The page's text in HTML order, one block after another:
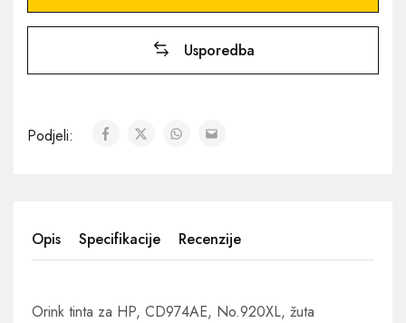
Usporedba
Podjeli:
Opis Specifikacije Recenzije
Orink tinta za HP, CD974AE, No.920XL, žuta